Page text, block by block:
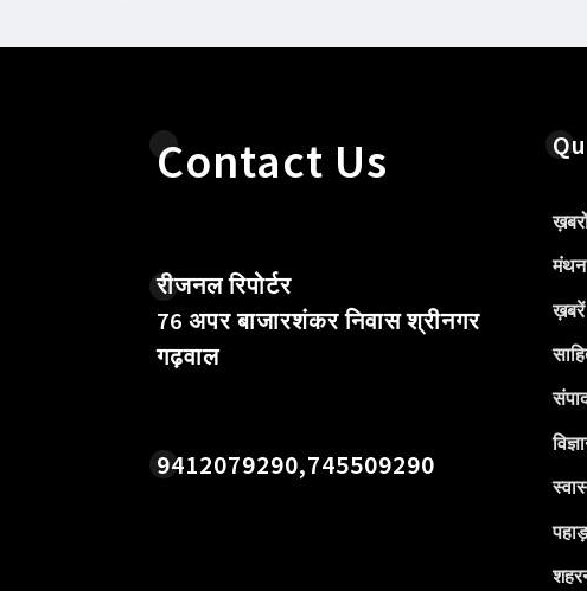
Contact Us
रीजनल रिपोर्टर
76 अपर बाजारशंकर निवास श्रीनगर
गढ़वाल
9412079290,745509290
मंथन
ख़बरें